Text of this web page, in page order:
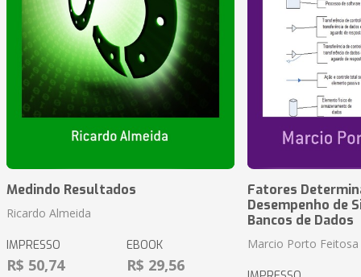
Medindo Resultados
Ricardo Almeida
IMPRESSO
R$ 50,74
EBOOK
R$ 29,56
Fatores
Desempenho de
Bancos de Dados
Marcio Porto Feitosa